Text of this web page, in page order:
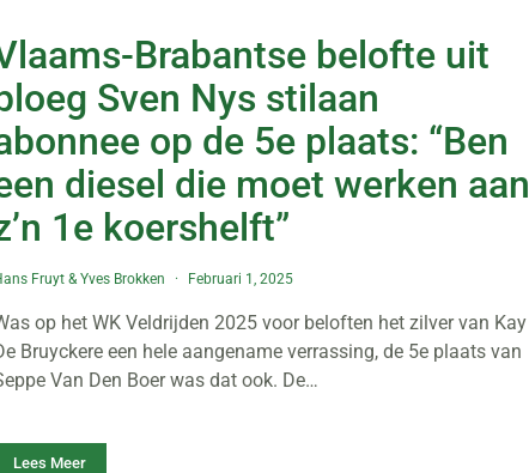
Brabantse belofte uit
Sven Nys stilaan
op de 5e plaats: “Ben
diesel die moet werken aan
1e koershelft”
Fruyt &Yves Brokken Februari 1, 2025
op het WK Veldrijden 2025 voor beloften het zilver van Kay
Bruyckere een hele aangename verrassing, de 5e plaats van
Van Den Boer was dat ook. De…
Lees Meer